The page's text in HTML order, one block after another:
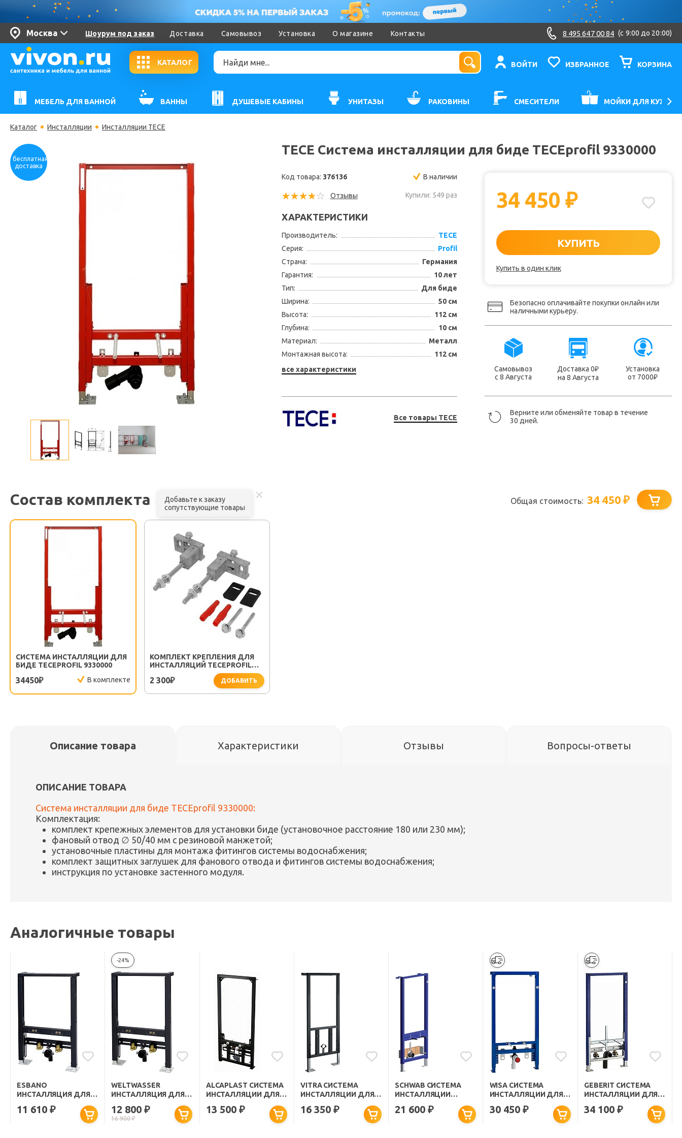
Москва Шоурум под заказ Доставка Самовывоз Установка О магазине Контакты 8 495 647 00 84 (c 9:00 до 20:00)
КАТАЛОГ ВОЙТИ ИЗБРАННОЕ КОРЗИНА
МЕБЕЛЬ ДЛЯ ВАННОЙ ВАННЫ ДУШЕВЫЕ КАБИНЫ УНИТАЗЫ РАКОВИНЫ СМЕСИТЕЛИ МОЙКИ ДЛЯ КУХНИ
Каталог Инсталляции Инсталляции TECE
бесплатная
доставка
TECE Система инсталляции для биде TECEprofil 9330000
Код товара: 376136 В наличии
Отзывы Купили: 549 раз
ХАРАКТЕРИСТИКИ
Производитель:
TECE
Серия:
Profil
Страна:
Германия
Гарантия:
10 лет
Тип:
Для биде
Ширина:
50 см
Высота:
112 см
Глубина:
10 см
Материал:
Металл
Монтажная высота:
112 см
все характеристики
Все товары TECE
34 450₽
КУПИТЬ
Купить в один клик
Безопасно оплачивайте покупки онлайн или
наличными курьеру.
Самовывоз
с 8 Августа
Доставка 0₽
на 8 Августа
Установка
от 7000₽
Верните или обменяйте товар в течение
30 дней.
Состав комплекта
Добавьте к заказу
сопутствующие товары
Общая стоимость: 34 450₽
СИСТЕМА ИНСТАЛЛЯЦИИ ДЛЯ
БИДЕ TECEPROFIL 9330000
34450₽ В комплекте
КОМПЛЕКТ КРЕПЛЕНИЯ ДЛЯ
ИНСТАЛЛЯЦИЙ TECEPROFIL
2 300₽ ДОБАВИТЬ
Описание товара Характеристики Отзывы Вопросы-ответы
ОПИСАНИЕ ТОВАРА
Система инсталляции для биде TECEprofil 9330000:
Комплектация:
комплект крепежных элементов для установки биде (установочное расстояние 180 или 230 мм);
фановый отвод ∅ 50/40 мм с резиновой манжетой;
установочные пластины для монтажа фитингов системы водоснабжения;
комплект защитных заглушек для фанового отвода и фитингов системы водоснабжения;
инструкция по установке застенного модуля.
Аналогичные товары
ESBANO
ИНСТАЛЛЯЦИЯ ДЛЯ
ПОДВЕСНОГО БИДЕ
FRAM-BD
11 610₽
-24%
WELTWASSER
ИНСТАЛЛЯЦИЯ ДЛЯ
БИДЕ AMBERG 500 BD
12 800₽
16 900₽
ALCAPLAST СИСТЕМА
ИНСТАЛЛЯЦИИ ДЛЯ
БИДЕ A105/1200
13 500 ₽
VITRA СИСТЕМА
ИНСТАЛЛЯЦИИ ДЛЯ
БИДЕ 780-5820
16 350 ₽
SCHWAB СИСТЕМА
ИНСТАЛЛЯЦИИ
850.820X_XS ДЛЯ
БИДЕ
21 600₽
WISA СИСТЕМА
ИНСТАЛЛЯЦИИ ДЛЯ
БИДЕ EXELLENT XS
30 450 ₽
GEBERIT СИСТЕМА
ИНСТАЛЛЯЦИИ ДЛЯ
БИДЕ DUOFIX
111.520.00.1
34 100 ₽